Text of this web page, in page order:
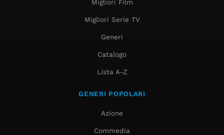
Migliori Film
Migliori Serie TV
Generi
Catalogo
Lista A-Z
GENERI POPOLARI
Azione
Commedia